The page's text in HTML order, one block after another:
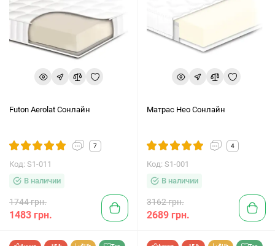
Futon Aerolat Сонлайн
7
Код: S1-011
В наличии
1744 грн.
1483 грн.
Матрас Нео Сонлайн
4
Код: S1-001
В наличии
3162 грн.
2689 грн.